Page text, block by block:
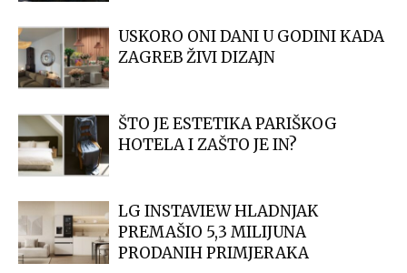
USKORO ONI DANI U GODINI KADA
ZAGREB ŽIVI DIZAJN
ŠTO JE ESTETIKA PARIŠKOG
HOTELA I ZAŠTO JE IN?
LG INSTAVIEW HLADNJAK
PREMAŠIO 5,3 MILIJUNA
PRODANIH PRIMJERAKA